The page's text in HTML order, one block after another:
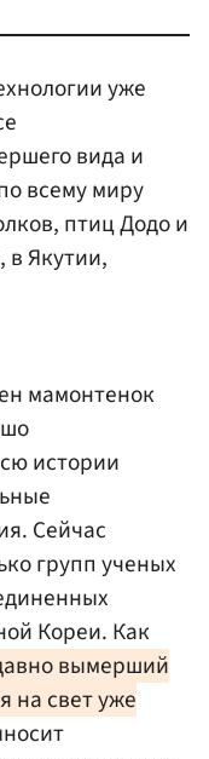
уже
вида и
всему миру
птиц Додо и
в Якутии,
мамонтенок
истории
Сейчас
групп ученых
Кореи. Как
вымерший
на свет уже